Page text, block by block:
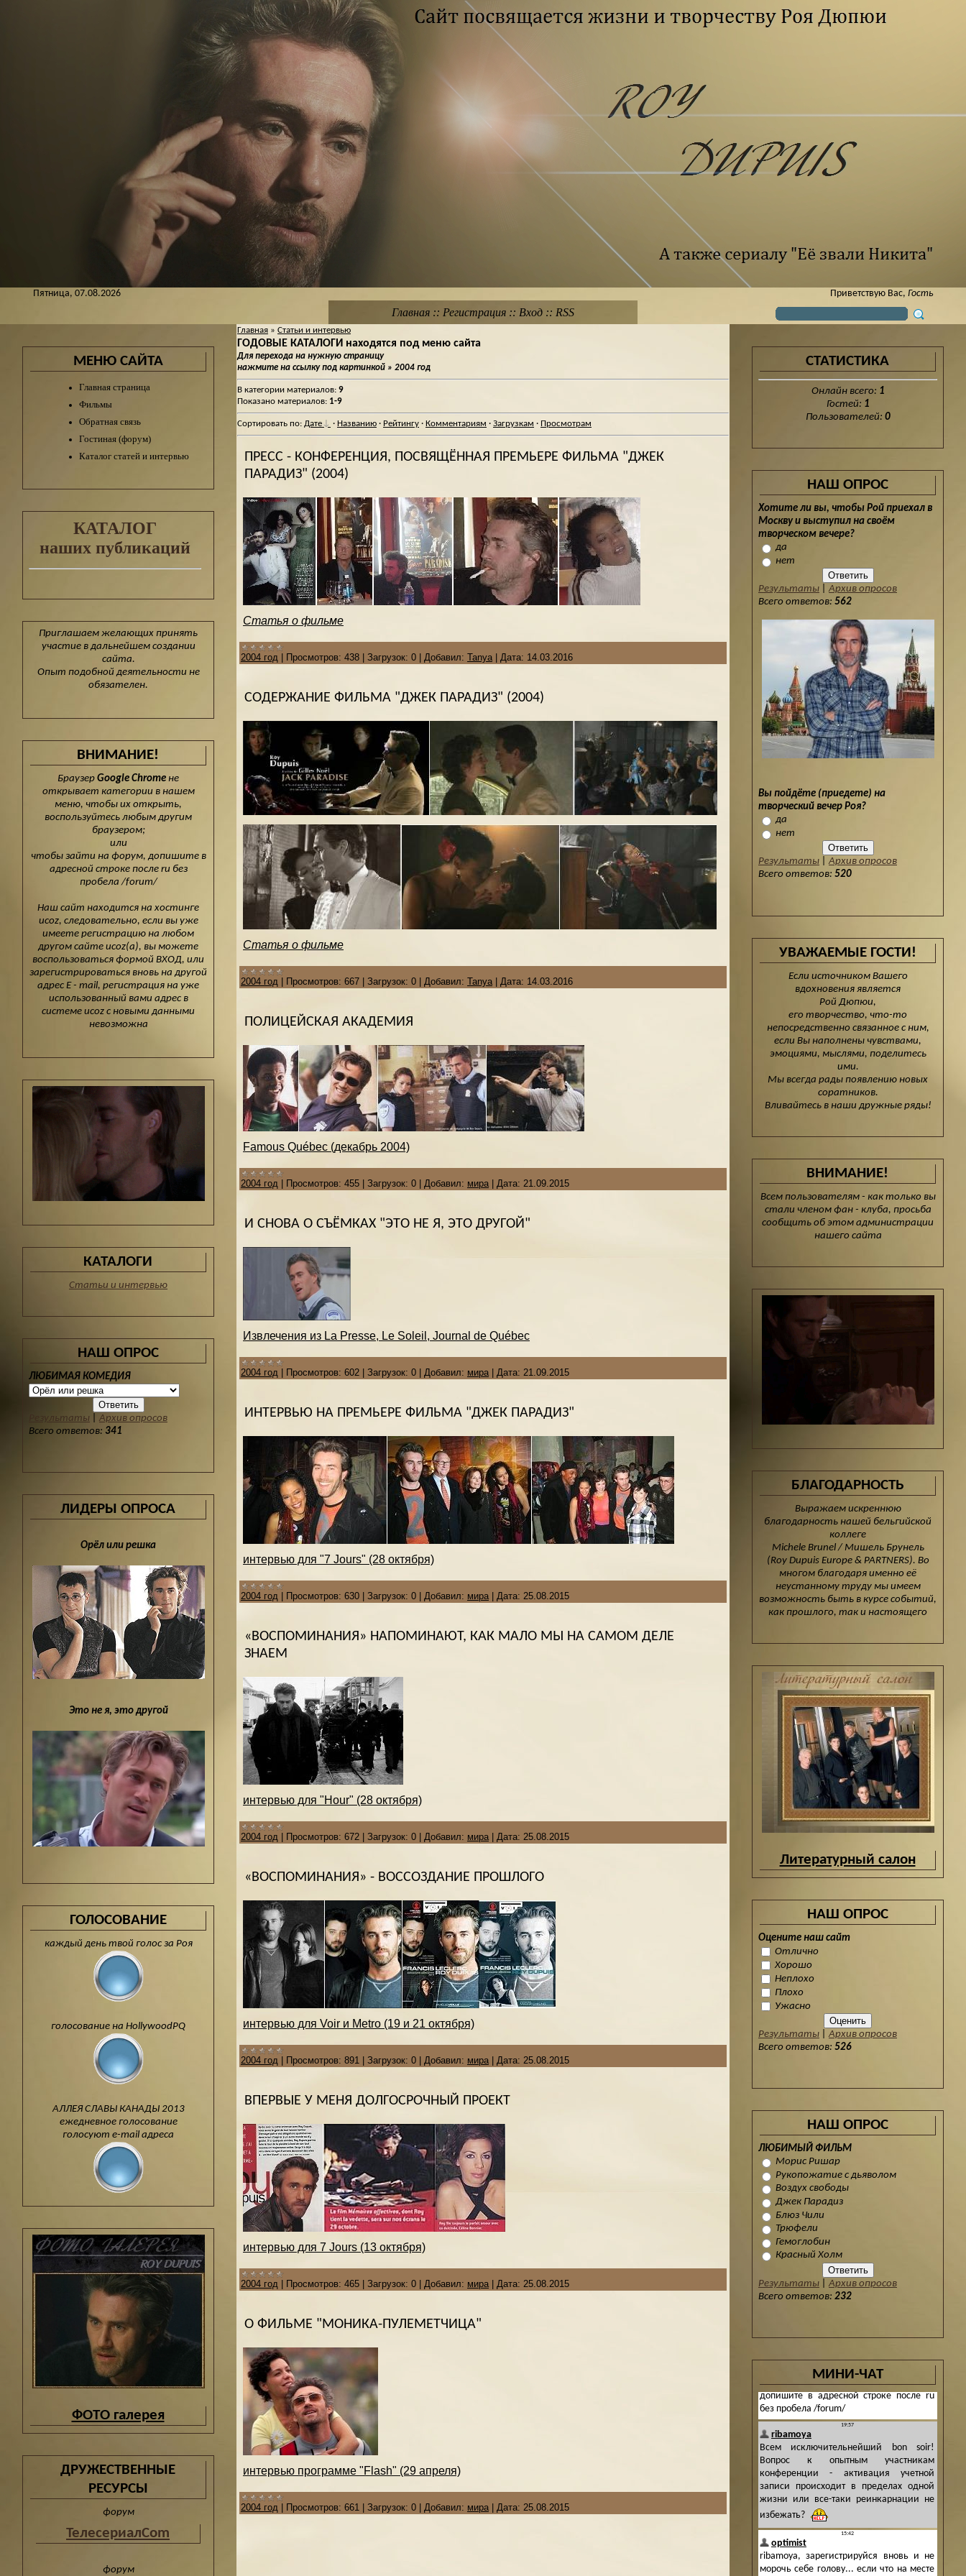
Пятница, 07.08.2026 Приветствую Вас, Гость
Главная :: Регистрация :: Вход :: RSS
МЕНЮ САЙТА
Главная страница
Фильмы
Обратная связь
Гостиная (форум)
Каталог статей и интервью
КАТАЛОГ
наших публикаций
Приглашаем желающих принять
участие в дальнейшем создании
сайта.
Опыт подобной деятельности не
обязателен.
ВНИМАНИЕ!
Браузер Google Chrome не
открывает категории в нашем
меню, чтобы их открыть,
воспользуйтесь любым другим
браузером;
или
чтобы зайти на форум, допишите в
адресной строке после ru без
пробела /forum/
Наш сайт находится на хостинге
ucoz, следовательно, если вы уже
имеете регистрацию на любом
другом сайте ucoz(а), вы можете
воспользоваться формой ВХОД, или
зарегистрироваться вновь на другой
адрес E - mail, регистрация на уже
использованный вами адрес в
системе ucoz с новыми данными
невозможна
КАТАЛОГИ
Статьи и интервью
НАШ ОПРОС
ЛЮБИМАЯ КОМЕДИЯ
Результаты
Архив опросов
Всего ответов: 341
ЛИДЕРЫ ОПРОСА
Орёл или решка
Это не я, это другой
ГОЛОСОВАНИЕ
каждый день твой голос за Роя
голосование на HollywoodPQ
АЛЛЕЯ СЛАВЫ КАНАДЫ 2013
ежедневное голосование
голосуют e-mail адреса
ФОТО галерея
ДРУЖЕСТВЕННЫЕ
РЕСУРСЫ
форум
ТелесериалCom
форум
Главная » Статьи и интервью
ГОДОВЫЕ КАТАЛОГИ находятся под меню сайта
Для перехода на нужную страницу
нажмите на ссылку под картинкой » 2004 год
В категории материалов: 9
Показано материалов: 1-9
Сортировать по: Дате · Названию · Рейтингу · Комментариям · Загрузкам · Просмотрам
ПРЕСС - КОНФЕРЕНЦИЯ, ПОСВЯЩЁННАЯ ПРЕМЬЕРЕ ФИЛЬМА "ДЖЕК
ПАРАДИЗ" (2004)
Статья о фильме
2004 год Просмотров: 438 Загрузок: 0 Добавил: Tanya| Дата: 14.03.2016
СОДЕРЖАНИЕ ФИЛЬМА "ДЖЕК ПАРАДИЗ" (2004)
Статья о фильме
2004 год Просмотров: 667 Загрузок: 0 Добавил: Tanya| Дата: 14.03.2016
ПОЛИЦЕЙСКАЯ АКАДЕМИЯ
Famous Québec (декабрь 2004)
2004 год Просмотров: 455 Загрузок: 0 Добавил: мира| Дата: 21.09.2015
И СНОВА О СЪЁМКАХ "ЭТО НЕ Я, ЭТО ДРУГОЙ"
Извлечения из La Presse, Le Soleil, Journal de Québec
2004 год Просмотров: 602 Загрузок: 0 Добавил: мира| Дата: 21.09.2015
ИНТЕРВЬЮ НА ПРЕМЬЕРЕ ФИЛЬМА "ДЖЕК ПАРАДИЗ"
интервью для "7 Jours" (28 октября)
2004 год Просмотров: 630 Загрузок: 0 Добавил: мира| Дата: 25.08.2015
«ВОСПОМИНАНИЯ» НАПОМИНАЮТ, КАК МАЛО МЫ НА САМОМ ДЕЛЕ
ЗНАЕМ
интервью для "Hour" (28 октября)
2004 год Просмотров: 672 Загрузок: 0 Добавил: мира| Дата: 25.08.2015
«ВОСПОМИНАНИЯ» - ВОССОЗДАНИЕ ПРОШЛОГО
интервью для Voir и Metro (19 и 21 октября)
2004 год Просмотров: 891 Загрузок: 0 Добавил: мира| Дата: 25.08.2015
ВПЕРВЫЕ У МЕНЯ ДОЛГОСРОЧНЫЙ ПРОЕКТ
интервью для 7 Jours (13 октября)
2004 год Просмотров: 465 Загрузок: 0 Добавил: мира| Дата: 25.08.2015
О ФИЛЬМЕ "МОНИКА-ПУЛЕМЕТЧИЦА"
интервью программе "Flash" (29 апреля)
2004 год Просмотров: 661 Загрузок: 0 Добавил: мира| Дата: 25.08.2015
СТАТИСТИКА
Онлайн всего: 1
Гостей: 1
Пользователей: 0
НАШ ОПРОС
Хотите ли вы, чтобы Рой приехал в
Москву и выступил на своём
творческом вечере?
да
нет
Результаты
Архив опросов
Всего ответов: 562
Вы пойдёте (приедете) на
творческий вечер Роя?
да
нет
Результаты
Архив опросов
Всего ответов: 520
УВАЖАЕМЫЕ ГОСТИ!
Если источником Вашего
вдохновения является
Рой Дюпюи,
его творчество, что-то
непосредственно связанное с ним,
если Вы наполнены чувствами,
эмоциями, мыслями, поделитесь
ими.
Мы всегда рады появлению новых
соратников.
Вливайтесь в наши дружные ряды!
ВНИМАНИЕ!
Всем пользователям - как только вы
стали членом фан - клуба, просьба
сообщить об этом администрации
нашего сайта
БЛАГОДАРНОСТЬ
Выражаем искреннюю
благодарность нашей бельгийской
коллеге
Michele Brunel / Мишель Брунель
(Roy Dupuis Europe & PARTNERS). Во
многом благодаря именно её
неустанному труду мы имеем
возможность быть в курсе событий,
как прошлого, так и настоящего
Литературный салон
НАШ ОПРОС
Оцените наш сайт
Отлично
Хорошо
Неплохо
Плохо
Ужасно
Результаты
Архив опросов
Всего ответов: 526
НАШ ОПРОС
ЛЮБИМЫЙ ФИЛЬМ
Морис Ришар
Рукопожатие с дьяволом
Воздух свободы
Джек Парадиз
Блюз Чили
Трюфели
Гемоглобин
Красный Холм
Результаты
Архив опросов
Всего ответов: 232
МИНИ-ЧАТ